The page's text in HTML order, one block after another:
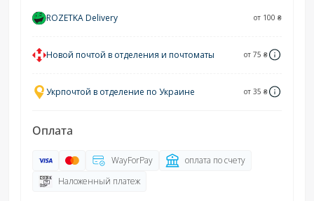
ROZETKA Delivery от 100 ₴
Новой почтой в отделения и почтоматы от 75 ₴
Укрпочтой в отделение по Украине от 35 ₴
Оплата
WayForPay
оплата по счету
Наложенный платеж